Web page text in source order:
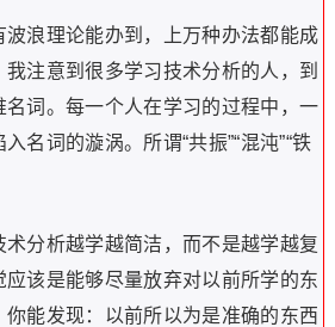
浪理论能办到，上万种办法都能成
注意到很多学习技术分析的人，到
词。每一个人在学习的过程中，一
名词的漩涡。所谓“共振”“混沌”“铁
分析越学越简洁，而不是越学越复
该是能够尽量放弃对以前所学的东
能发现：以前所以为是准确的东西